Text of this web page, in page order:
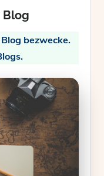
Blog
bezwecke.